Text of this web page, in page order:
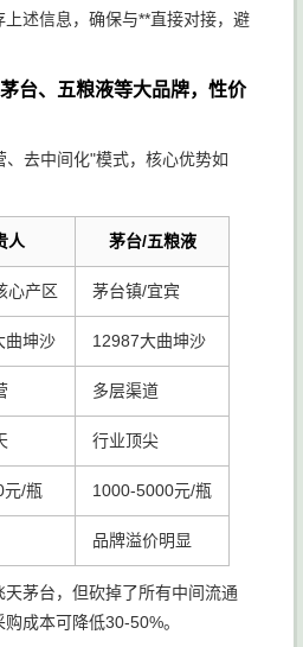
述信息，确保与**直接对接，避
台、五粮液等大品牌，性价
、去中间化"模式，核心优势如
人 茅台/五粮液
心产区 茅台镇/宜宾
曲坤沙 12987大曲坤沙
多层渠道
行业顶尖
元/瓶 1000-5000元/瓶
品牌溢价明显
茅台，但砍掉了所有中间流通
成本可降低30-50%。